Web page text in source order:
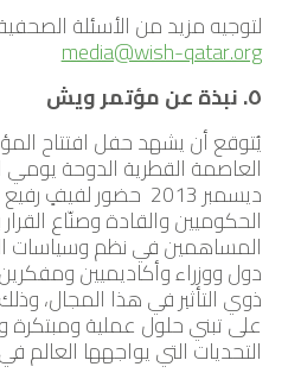
لتوجيه مزيد من الأسئلة
media@wish-qatar.org
٥. نبذة عن مؤتمر ويش
يُتوقع أن يشهد حفل افتتاح
العاصمة القطرية الدوحة
ديسمبر 2013 حضور
الحكوميين والقادة وصنّاع القرار
المساهمين في نظم وسياسات
دول ووزراء وأكاديميين
ذوي التأثير في هذا المجال،
على تبني حلول عملية
التحديات التي يواجهها العالم